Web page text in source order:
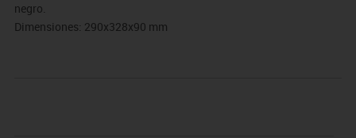
negro.
Dimensiones: 290x328x90 mm